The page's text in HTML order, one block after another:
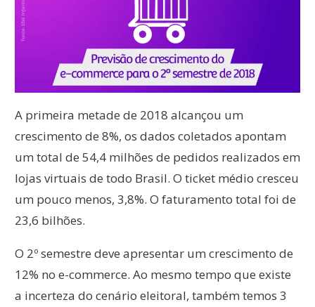
A primeira metade de 2018 alcançou um
crescimento de 8%, os dados coletados apontam
um total de 54,4 milhões de pedidos realizados em
lojas virtuais de todo Brasil. O ticket médio cresceu
um pouco menos, 3,8%. O faturamento total foi de
23,6 bilhões.
O 2º semestre deve apresentar um crescimento de
12% no e-commerce. Ao mesmo tempo que existe
a incerteza do cenário eleitoral, também temos 3